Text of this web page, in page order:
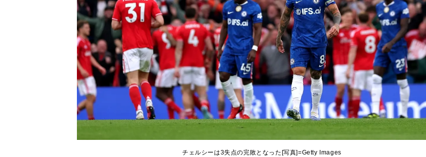
チェルシーは3失点の完敗となった[写真]=Getty Images